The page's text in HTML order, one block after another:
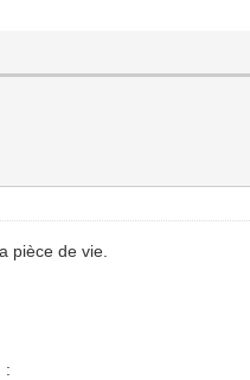
pièce de vie.
: